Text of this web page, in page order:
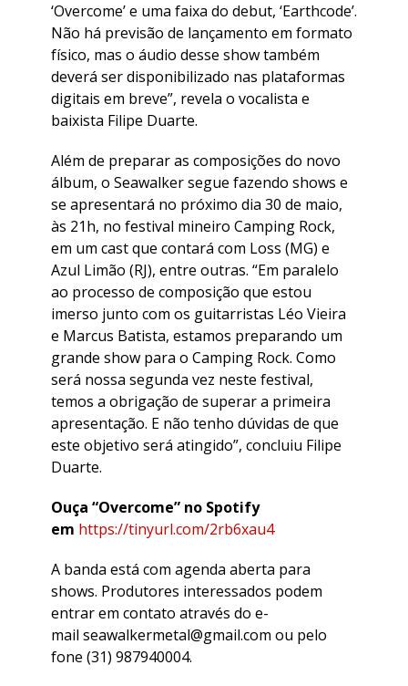
‘Overcome’ e uma faixa do debut, ‘Earthcode’.
Não há previsão de lançamento em formato
físico, mas o áudio desse show também
deverá ser disponibilizado nas plataformas
digitais em breve”, revela o vocalista e
baixista Filipe Duarte.
Além de preparar as composições do novo
álbum, o Seawalker segue fazendo shows e
se apresentará no próximo dia 30 de maio,
às 21h, no festival mineiro Camping Rock,
em um cast que contará com Loss (MG) e
Azul Limão (RJ), entre outras. “Em paralelo
ao processo de composição que estou
imerso junto com os guitarristas Léo Vieira
e Marcus Batista, estamos preparando um
grande show para o Camping Rock. Como
será nossa segunda vez neste festival,
temos a obrigação de superar a primeira
apresentação. E não tenho dúvidas de que
este objetivo será atingido”, concluiu Filipe
Duarte.
Ouça “Overcome” no Spotify
em https://tinyurl.com/2rb6xau4
A banda está com agenda aberta para
shows. Produtores interessados podem
entrar em contato através do e-
mail seawalkermetal@gmail.com ou pelo
fone (31) 987940004.